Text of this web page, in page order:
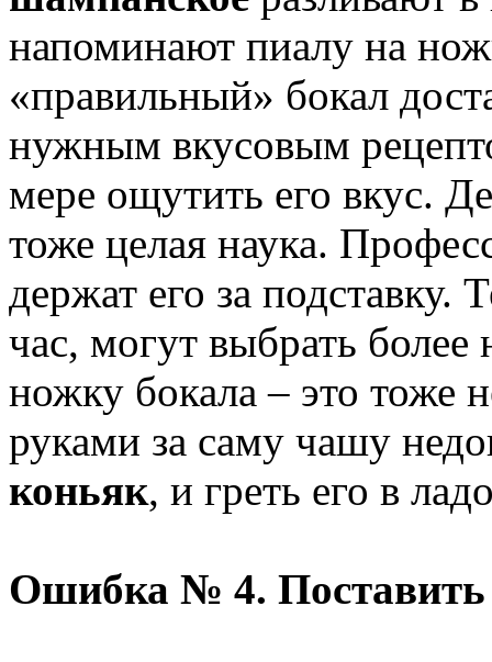
напоминают пиалу на
«правильный» бокал
нужным вкусовым
мере ощутить его вкус.
тоже целая наука.
держат его за подставку.
час, могут выбрать более
ножку бокала – это тоже
руками за саму чашу
коньяк, и греть его в
Ошибка № 4. Поставить